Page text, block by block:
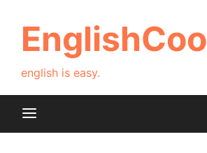
contentEnglishCoo
english is easy.